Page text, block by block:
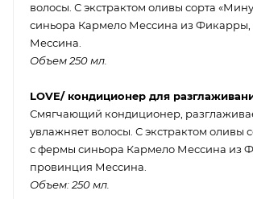
волосы. С экстрактом оливы сорта
синьора Кармело Мессина из
Мессина.
Объем 250 мл.
LOVE/ кондиционер для
Смягчающий кондиционер,
увлажняет волосы. С экстрактом оливы
с фермы синьора Кармело Мессина из
провинция Мессина.
Объем: 250 мл.